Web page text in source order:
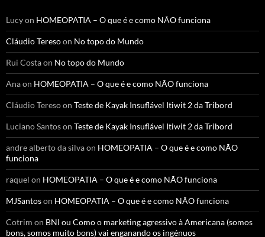
Lucyon HOMEOPATIA – O que é e como NÃO funciona
Cláudio Teresoon No topo do Mundo
Rui Costaon No topo do Mundo
Anaon HOMEOPATIA – O que é e como NÃO funciona
Cláudio Teresoon Teste de Kayak Insuflável Itiwit 2 da Tribord
Luciano Santoson Teste de Kayak Insuflável Itiwit 2 da Tribord
andre alberto da silvaon HOMEOPATIA – O que é e como NÃO
funciona
raquel on HOMEOPATIA – O que é e como NÃO funciona
MJSantoson HOMEOPATIA – O que é e como NÃO funciona
Cotrim on BNI ou Como o marketing agressivo à Americana (somos
bons, somos muito bons) vai enganando os ingénuos